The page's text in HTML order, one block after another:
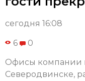
сегодня 16:08
6 0
Офисы компании
Северодвинске,